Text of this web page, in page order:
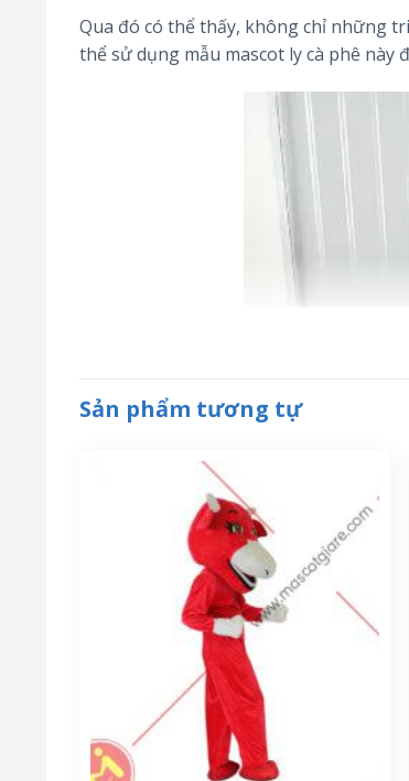
Qua đó có thể thấy, không chỉ những
thể sử dụng mẫu mascot ly cà phê
Sản phẩm tương tự